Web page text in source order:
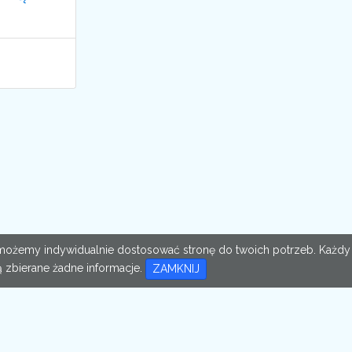
indywidualnie dostosować stronę do twoich potrzeb. Każdy
żadne informacje.
ZAMKNIJ